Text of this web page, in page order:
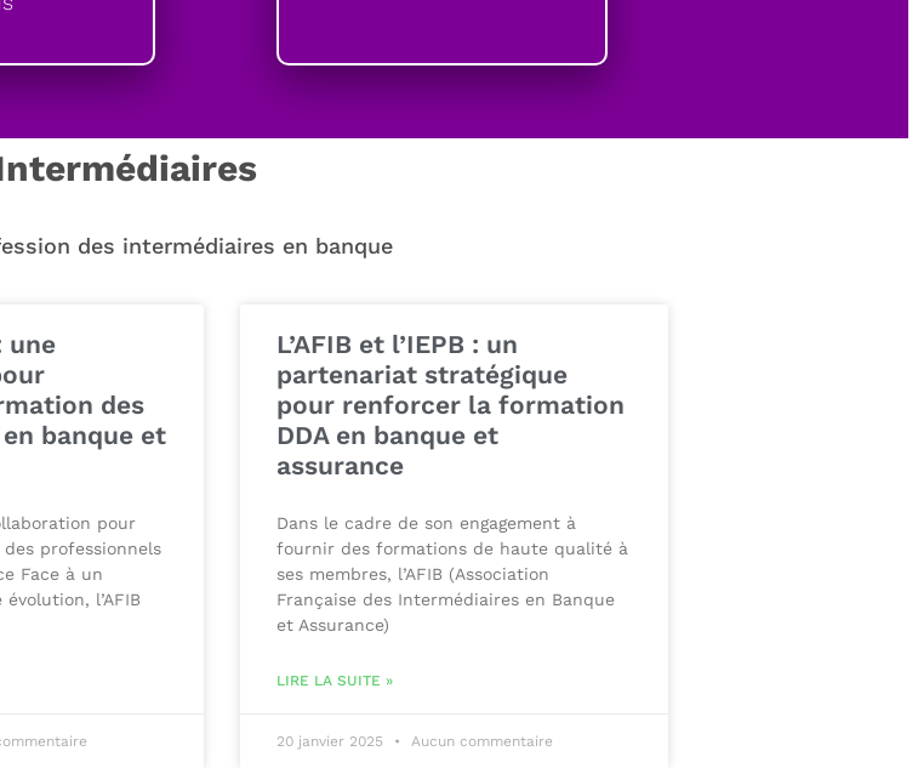
des intermédiaires en banque
une
des
banque et
pour
professionnels
Face à un
l’AFIB
L’AFIB et l’IEPB : un
partenariat stratégique
pour renforcer la formation
DDA en banque et
assurance
Dans le cadre de son engagement à
fournir des formations de haute qualité à
ses membres, l’AFIB (Association
Française des Intermédiaires en Banque
et Assurance)
LIRE LA SUITE »
20 janvier 2025 Aucun commentaire